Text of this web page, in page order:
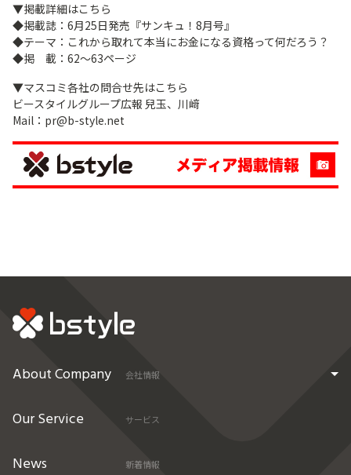
▼掲載詳細はこちら
◆掲載誌：6月25日発売『サンキュ！8月号』
◆テーマ：これから取れて本当にお金になる資格って何だろう？
◆掲 載：62～63ページ
▼マスコミ各社の問合せ先はこちら
ビースタイルグループ広報 兒玉、川﨑
Mail：pr@b-style.net
About Company 会社情報
Our Service サービス
News 新着情報